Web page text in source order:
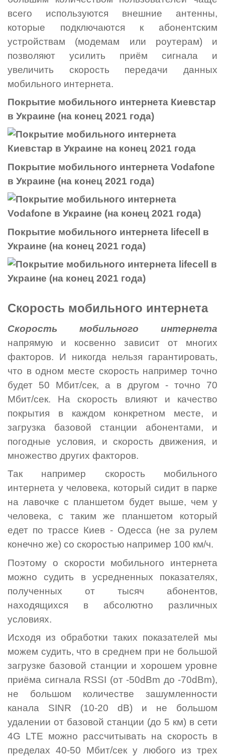
всего используются внешние антенны,
которые подключаются к абонентским
устройствам (модемам или роутерам) и
позволяют усилить приём сигнала и
увеличить скорость передачи данных
мобильного интернета.
Покрытие мобильного интернета Киевстар
в Украине (на конец 2021 года)
Покрытие мобильного интернета Vodafone
в Украине (на конец 2021 года)
Покрытие мобильного интернета lifecell в
Украине (на конец 2021 года)
Скорость мобильного интернета
Скорость мобильного интернета
напрямую и косвенно зависит от многих
факторов. И никогда нельзя гарантировать,
что в одном месте скорость например точно
будет 50 Мбит/сек, а в другом - точно 70
Мбит/сек. На скорость влияют и качество
покрытия в каждом конкретном месте, и
загрузка базовой станции абонентами, и
погодные условия, и скорость движения, и
множество других факторов.
Так например скорость мобильного
интернета у человека, который сидит в парке
на лавочке с планшетом будет выше, чем у
человека, с таким же планшетом который
едет по трассе Киев - Одесса (не за рулем
конечно же) со скоростью например 100 км/ч.
Поэтому о скорости мобильного интернета
можно судить в усредненных показателях,
полученных от тысяч абонентов,
находящихся в абсолютно различных
условиях.
Исходя из обработки таких показателей мы
можем судить, что в среднем при не большой
загрузке базовой станции и хорошем уровне
приёма сигнала RSSI (от -50dBm до -70dBm),
не большом количестве зашумленности
канала SINR (10-20 dB) и не большом
удалении от базовой станции (до 5 км) в сети
4G LTE можно рассчитывать на скорость в
пределах 40-50 Мбит/сек у любого из трех